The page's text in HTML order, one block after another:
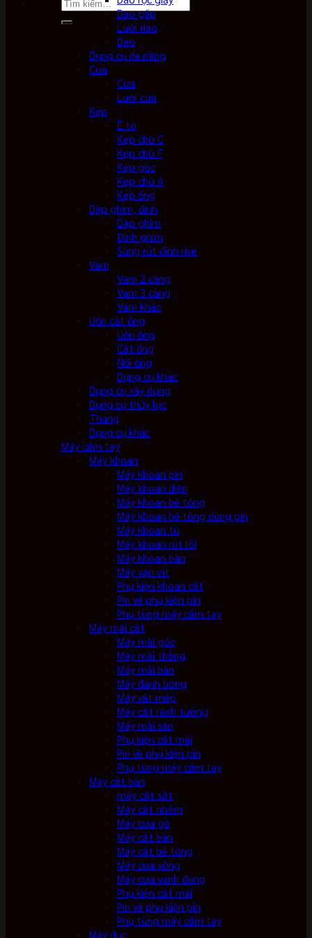
Dao gấp
Lưỡi dao
Dao
Dụng cụ đa năng
Cưa
Cưa
Lưỡi cưa
Kẹp
Ê tô
Kẹp chữ C
Kẹp chữ F
Kẹp góc
Kẹp chữ A
Kẹp ống
Dập ghim, đinh
Dập ghim
Đinh ghim
Súng rút đinh rive
Vam
Vam 2 càng
Vam 3 càng
Vam khác
Uốn cắt ống
Uốn ống
Cắt ống
Nối ống
Dụng cụ khác
Dụng cụ xây dựng
Dụng cụ thủy lực
Thang
Dụng cụ khác
Máy cầm tay
Máy khoan
Máy khoan pin
Máy khoan điện
Máy khoan bê tông
Máy khoan bê tông dùng pin
Máy khoan từ
Máy khoan rút lõi
Máy khoan bàn
Máy vặn vít
Phụ kiện khoan cắt
Pin và phụ kiện pin
Phụ tùng máy cầm tay
Máy mài cắt
Máy mài góc
Máy mài thẳng
Máy mài bàn
Máy đánh bóng
Máy vát mép
Máy cắt rãnh tường
Máy mài sàn
Phụ kiện cắt mài
Pin và phụ kiện pin
Phụ tùng máy cầm tay
Máy cắt bàn
máy cắt sắt
Máy cắt nhôm
Máy cưa gỗ
Máy cắt bàn
Máy cắt bê tông
Máy cưa vòng
Máy cưa vanh đứng
Phụ kiện cắt mài
Pin và phụ kiện pin
Phụ tùng máy cầm tay
Máy đục